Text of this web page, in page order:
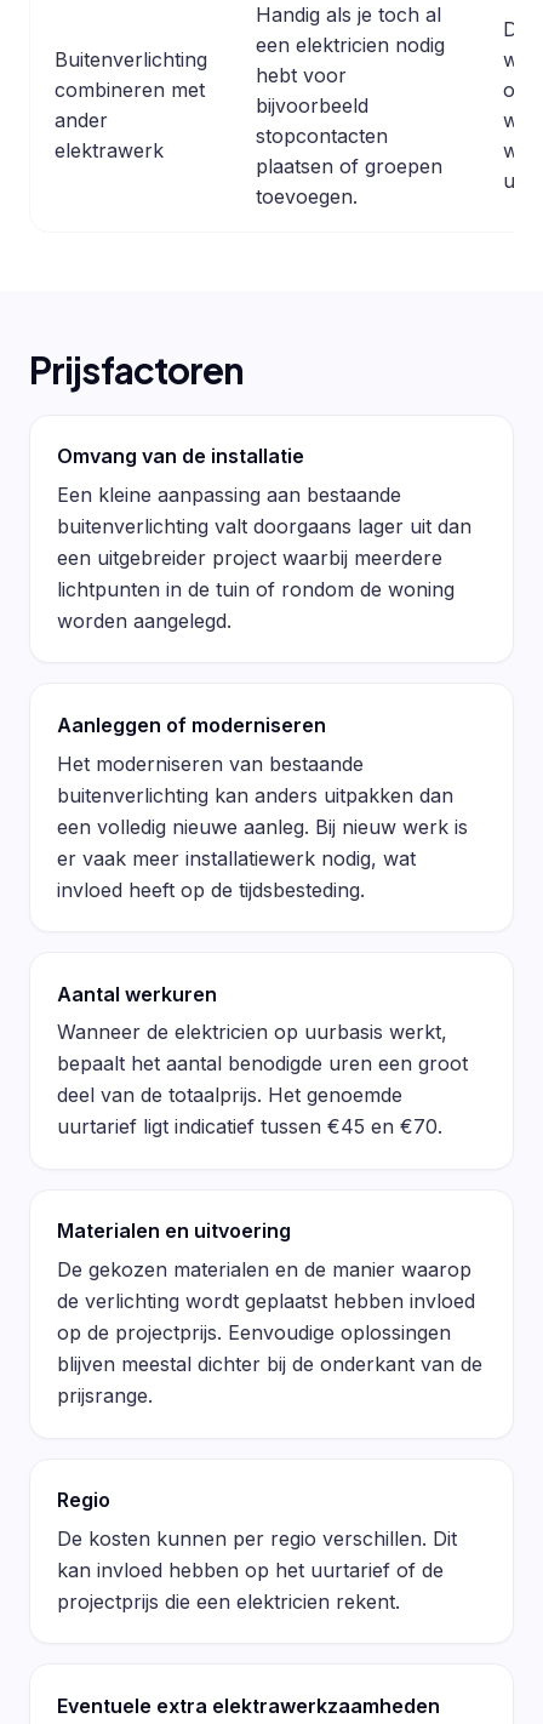
Buitenverlichting
combineren met
ander
elektrawerk
Handig als je toch al
een elektricien nodig
hebt voor
bijvoorbeeld
stopcontacten
plaatsen of groepen
toevoegen.
De
Prijsfactoren
Omvang van de installatie
Een kleine aanpassing aan bestaande
buitenverlichting valt doorgaans lager uit dan
een uitgebreider project waarbij meerdere
lichtpunten in de tuin of rondom de woning
worden aangelegd.
Aanleggen of moderniseren
Het moderniseren van bestaande
buitenverlichting kan anders uitpakken dan
een volledig nieuwe aanleg. Bij nieuw werk is
er vaak meer installatiewerk nodig, wat
invloed heeft op de tijdsbesteding.
Aantal werkuren
Wanneer de elektricien op uurbasis werkt,
bepaalt het aantal benodigde uren een groot
deel van de totaalprijs. Het genoemde
uurtarief ligt indicatief tussen €45 en €70.
Materialen en uitvoering
De gekozen materialen en de manier waarop
de verlichting wordt geplaatst hebben invloed
op de projectprijs. Eenvoudige oplossingen
blijven meestal dichter bij de onderkant van de
prijsrange.
Regio
De kosten kunnen per regio verschillen. Dit
kan invloed hebben op het uurtarief of de
projectprijs die een elektricien rekent.
Eventuele extra elektrawerkzaamheden